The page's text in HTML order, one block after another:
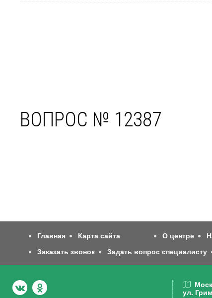
ВОПРОС № 12387
Главная Карта сайта О центре
Заказать звонок
Задать вопрос специалисту
ул.